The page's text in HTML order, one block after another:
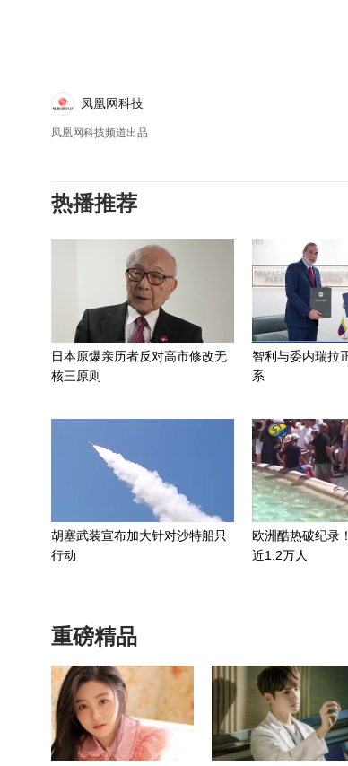
凤凰网科技
凤凰网科技频道出品
热播推荐
日本原爆亲历者反对高市修改无
核三原则
智利与委内瑞拉
系
胡塞武装宣布加大针对沙特船只
行动
欧洲酷热破纪录
近1.2万人
重磅精品